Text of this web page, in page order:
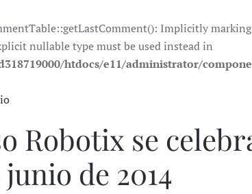
Implicitly
nullable type must be used instead in
htdocs/e11/administrator/
Robotix se
de 2014